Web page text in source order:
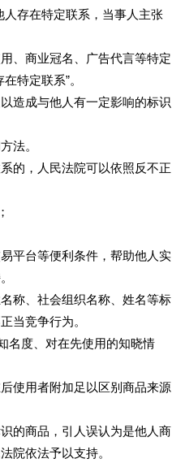
存在特定联系，当事人主张
、商业冠名、广告代言等特定
特定联系”。
造成与他人有一定影响的标识
法。
的，人民法院可以依照反不正
平台等便利条件，帮助他人实
称、社会组织名称、姓名等标
当竞争行为。
名度、对在先使用的知晓情
使用者附加足以区别商品来源
的商品，引人误认为是他人商
院依法予以支持。